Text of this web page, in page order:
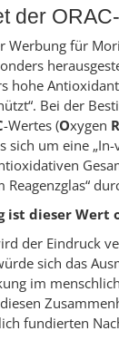
der
Werbung für
hohe
Bei der
-Wertes (Oxygen R
sich um eine
Reagenzglas“
ist dieser Wert
der Eindruck
sich das
im
fundierten